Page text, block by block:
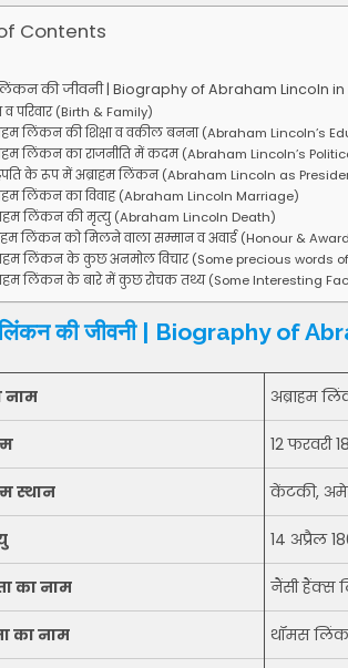
Contents
लिंकन की जीवनी | Biography of Abraham Lincoln in
परिवार (Birth & Family)
लिंकन की शिक्षा व वकील बनना (Abraham Lincoln’s
लिंकन का राजनीति में कदम (Abraham Lincoln’s
के रूप में अब्राहम लिंकन (Abraham Lincoln as
लिंकन का विवाह (Abraham Lincoln Marriage)
लिंकन की मृत्यु (Abraham Lincoln Death)
लिंकन को मिलने वाला सम्मान व अवार्ड (Honour &
लिंकन के कुछ अनमोल विचार (Some precious words
लिंकन के बारे में कुछ रोचक तथ्य (Some Interesting
लिंकन की जीवनी | Biography of
नाम अब्राहम
12 फरवरी
स्थान केंटकी,
14 अप्रैल
का नाम नैंसी हैंक्स
का नाम थॉमस